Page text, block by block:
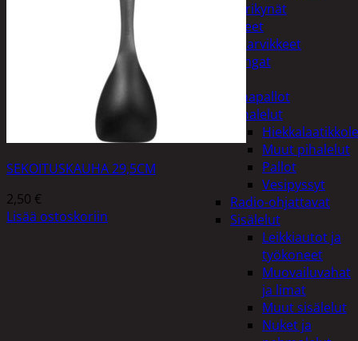
Värikynät
Harrasteet
Käsityötarvikkeet
Langat
Ilmapallot
Pihalelut
Muut pihalelut
Pallot
Vesipyssyt
Radio-ohjattavat
Sisälelut
Leikkiautot ja
työkoneet
Muovailuvahat
ja limat
Muut sisälelut
Nuket ja
SEKOITUSKAUHA 29,5CM
2,50 €
Lisää ostoskoriin